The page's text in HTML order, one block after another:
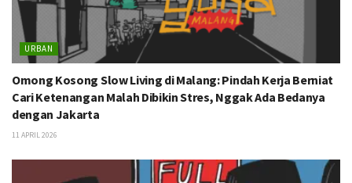
URBAN
Omong Kosong Slow Living di Malang: Pindah Kerja Berniat
Cari Ketenangan Malah Dibikin Stres, Nggak Ada Bedanya
dengan Jakarta
11 APRIL 2026